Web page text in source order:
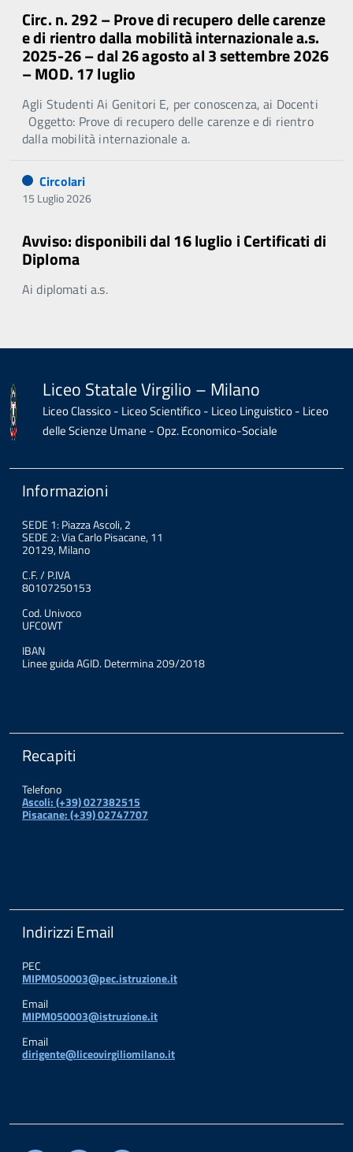
Circ. n. 292 – Prove di recupero delle carenze
e di rientro dalla mobilità internazionale a.s.
2025-26 – dal 26 agosto al 3 settembre 2026
– MOD. 17 luglio
Agli Studenti Ai Genitori E, per conoscenza, ai Docenti
Oggetto: Prove di recupero delle carenze e di rientro
dalla mobilità internazionale a.
Circolari
15 Luglio 2026
Avviso: disponibili dal 16 luglio i Certificati di
Diploma
Ai diplomati a.s.
Liceo Statale Virgilio – Milano
Liceo Classico - Liceo Scientifico - Liceo Linguistico - Liceo
delle Scienze Umane - Opz. Economico-Sociale
Informazioni
SEDE 1: Piazza Ascoli, 2
SEDE 2: Via Carlo Pisacane, 11
20129, Milano
C.F. / P.IVA
80107250153
Cod. Univoco
UFC0WT
IBAN
Linee guida AGID. Determina 209/2018
Recapiti
Telefono
Ascoli: (+39) 027382515
Pisacane: (+39) 02747707
Indirizzi Email
PEC
MIPM050003@pec.istruzione.it
Email
MIPM050003@istruzione.it
Email
dirigente@liceovirgiliomilano.it